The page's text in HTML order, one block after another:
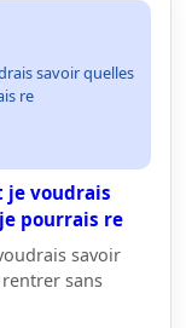
savoir quelles
re
je voudrais
pourrais re
savoir
sans